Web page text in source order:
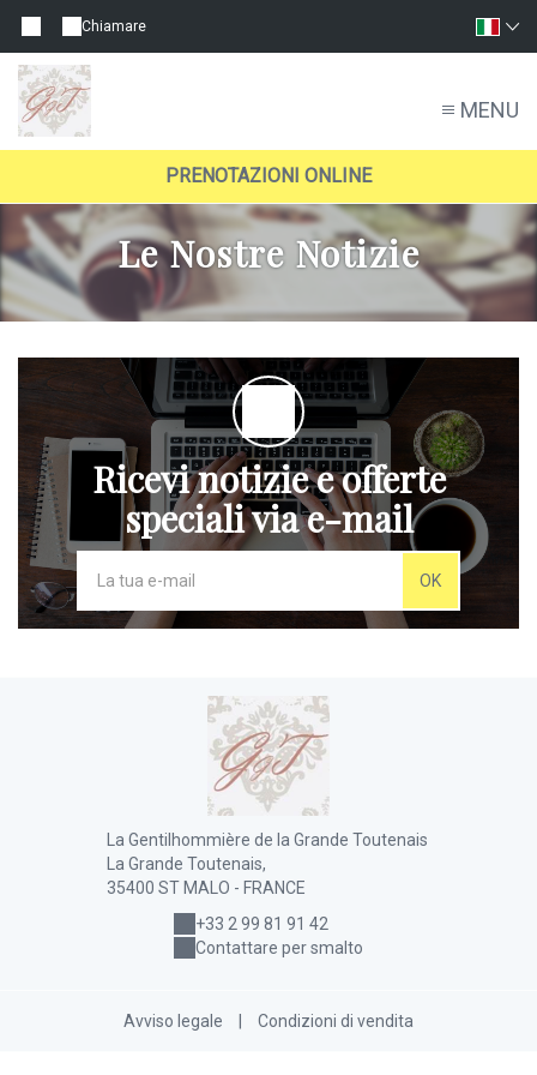
Chiamare
MENU
PRENOTAZIONI ONLINE
Le Nostre Notizie
Ricevi notizie e offerte
speciali via e-mail
OK
La Gentilhommière de la Grande Toutenais
La Grande Toutenais,
35400 ST MALO - FRANCE
+33 2 99 81 91 42
Contattare per smalto
Avviso legale Condizioni di vendita